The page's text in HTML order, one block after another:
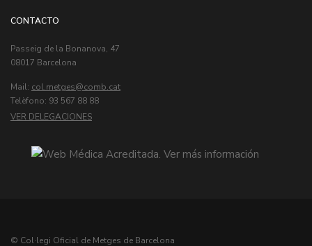
CONTACTO
Passeig de la Bonanova, 47
08017 Barcelona
Mail: col.metges
Telèfono: 93 567 88 88
VER DELEGACIONES
© Col·legi Oficial de Metges de Barcelona